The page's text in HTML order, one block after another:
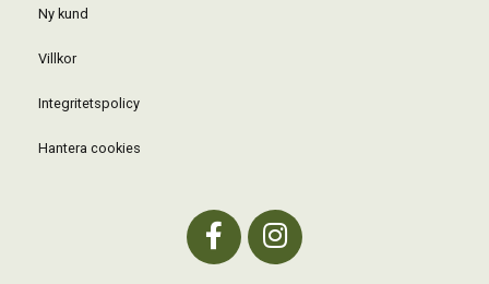
Ny kund
Villkor
Integritetspolicy
Hantera cookies